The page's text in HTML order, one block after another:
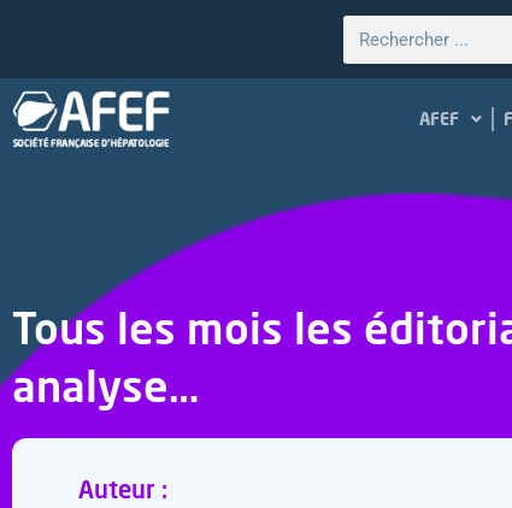
AFEF
Tous les mois les
analyse…
Auteur :